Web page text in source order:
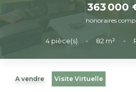
LES
Qui Sommes-
Nous
363 000
honoraires
4 pièce(s) • 82 m² •
A vendre Visite Virtuelle